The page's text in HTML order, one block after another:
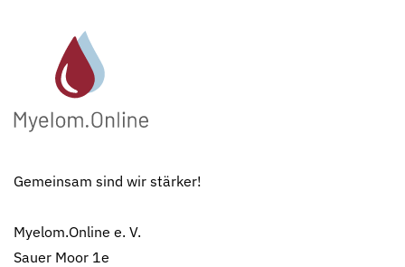
Gemeinsam sind wir stärker!
Myelom.Online e. V.
Sauer Moor 1e